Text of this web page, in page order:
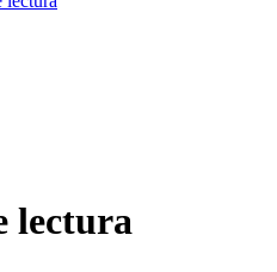
lectura